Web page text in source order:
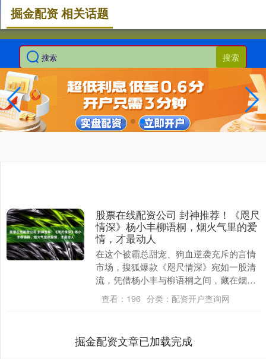
搜索
掘金配资 相关话题
股票在线配资公司 封神推荐！《咫尺
情深》杨小丰柳语桐，烟火气里的爱
情，才最动人
在这个被霸总甜宠、狗血逆袭充斥的言情
市场，搜狐爆款《咫尺情深》宛如一股清
流，凭借杨小丰与柳语桐之间，藏在烟火
气里的深情，脱颖而出，成为无数读者的
宝藏小说。它没有....
查看： 196 分类： 配资开户查询网
掘金配资文章已加载完成